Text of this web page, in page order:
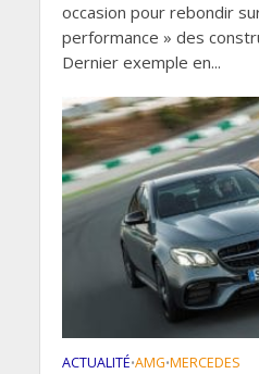
occasion pour rebondir
performance » des
Dernier exemple en...
ACTUALITÉ•AMG•MERCEDES